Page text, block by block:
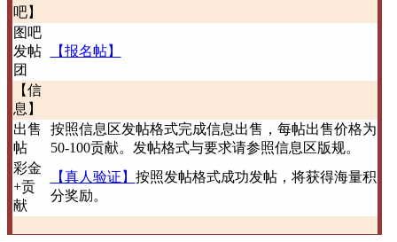
吧】
图吧
发帖
团
【报名帖】
【信
息】
出售
帖
按照信息区发帖格式完成信息出售，每帖出售价格为
50-100贡献。发帖格式与要求请参照信息区版规。
彩金
+贡
献
【真人验证】 按照发帖格式成功发帖，将获得海量积
分奖励。